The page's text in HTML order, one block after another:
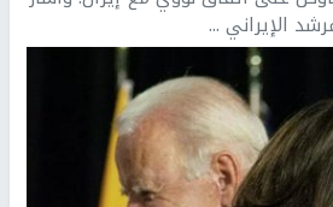
الإيراني ...